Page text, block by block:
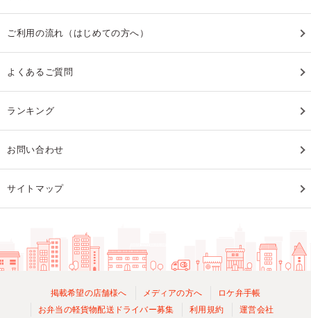
ご利用の流れ（はじめての方へ）
よくあるご質問
ランキング
お問い合わせ
サイトマップ
掲載希望の店舗様へ メディアの方へ
ロケ弁手帳
お弁当の軽貨物配送ドライバー募集
利用規約 運営会社